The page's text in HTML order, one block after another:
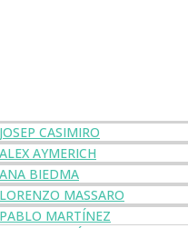
JOSEP CASIMIRO
ALEX AYMERICH
ANA BIEDMA
LORENZO MASSARO
PABLO MARTÍNEZ